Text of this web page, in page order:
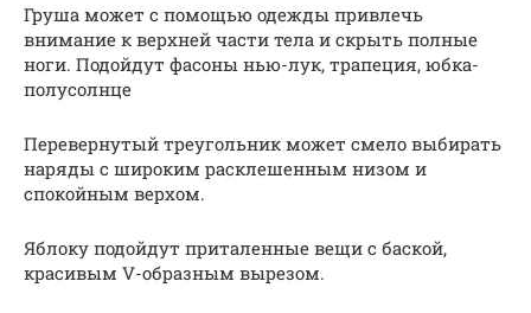
Груша может с помощью одежды привлечь
внимание к верхней части тела и скрыть полные
ноги. Подойдут фасоны нью-лук, трапеция, юбка-
полусолнце
Перевернутый треугольник может смело выбирать
наряды с широким расклешенным низом и
спокойным верхом.
Яблоку подойдут приталенные вещи с баской,
красивым V-образным вырезом.